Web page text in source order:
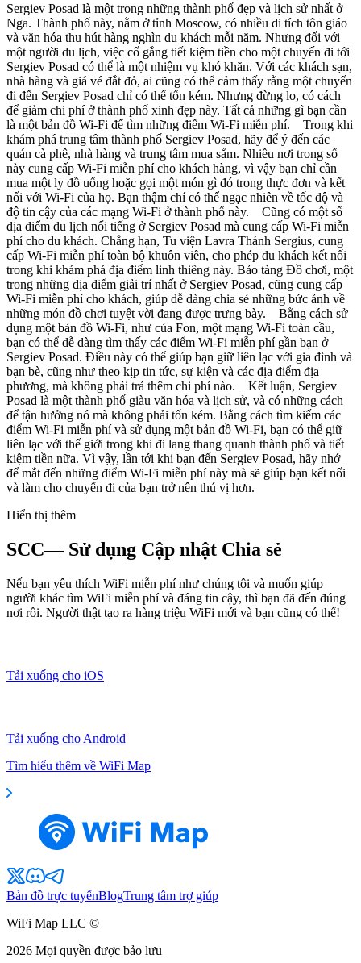
Sergiev Posad là một trong những thành phố đẹp và lịch sử nhất ở
Nga. Thành phố này, nằm ở tỉnh Moscow, có nhiều di tích tôn giáo
và văn hóa thu hút hàng nghìn du khách mỗi năm. Nhưng đối với
một người du lịch, việc cố gắng tiết kiệm tiền cho một chuyến đi tới
Sergiev Posad có thể là một nhiệm vụ khó khăn. Với các khách sạn,
nhà hàng và giá vé đắt đỏ, ai cũng có thể cảm thấy rằng một chuyến
đi đến Sergiev Posad chỉ có thể tốn kém. Nhưng đừng lo, có cách
để giảm chi phí ở thành phố xinh đẹp này. Tất cả những gì bạn cần
là một bản đồ Wi-Fi để tìm những điểm Wi-Fi miễn phí. Trong khi
khám phá trung tâm thành phố Sergiev Posad, hãy để ý đến các
quán cà phê, nhà hàng và trung tâm mua sắm. Nhiều nơi trong số
này cung cấp Wi-Fi miễn phí cho khách hàng, vì vậy bạn chỉ cần
mua một ly đồ uống hoặc gọi một món gì đó trong thực đơn và kết
nối với Wi-Fi của họ. Bạn thậm chí có thể ngạc nhiên về tốc độ và
độ tin cậy của các mạng Wi-Fi ở thành phố này. Cũng có một số
địa điểm du lịch nổi tiếng ở Sergiev Posad mà cung cấp Wi-Fi miễn
phí cho du khách. Chẳng hạn, Tu viện Lavra Thánh Sergius, cung
cấp Wi-Fi miễn phí toàn bộ khuôn viên, cho phép du khách kết nối
trong khi khám phá địa điểm linh thiêng này. Bảo tàng Đồ chơi, một
trong những địa điểm giải trí nhất ở Sergiev Posad, cũng cung cấp
Wi-Fi miễn phí cho khách, giúp dễ dàng chia sẻ những bức ảnh về
những món đồ chơi tuyệt vời đang được trưng bày. Bằng cách sử
dụng một bản đồ Wi-Fi, như của Fon, một mạng Wi-Fi toàn cầu,
bạn có thể dễ dàng tìm thấy các điểm Wi-Fi miễn phí gần bạn ở
Sergiev Posad. Điều này có thể giúp bạn giữ liên lạc với gia đình và
bạn bè, cũng như theo kịp tin tức, sự kiện và các địa điểm địa
phương, mà không phải trả thêm chi phí nào. Kết luận, Sergiev
Posad là một thành phố giàu văn hóa và lịch sử, và có những cách
để tận hưởng nó mà không phải tốn kém. Bằng cách tìm kiếm các
điểm Wi-Fi miễn phí và sử dụng một bản đồ Wi-Fi, bạn có thể giữ
liên lạc với thế giới trong khi đi lang thang quanh thành phố và tiết
kiệm tiền nữa. Vì vậy, lần tới khi bạn đến Sergiev Posad, hãy nhớ
để mắt đến những điểm Wi-Fi miễn phí này mà sẽ giúp bạn kết nối
và làm cho chuyến đi của bạn trở nên thú vị hơn.
Hiển thị thêm
SCC— Sử dụng Cập nhật Chia sẻ
Nếu bạn yêu thích WiFi miễn phí như chúng tôi và muốn giúp
người khác tìm WiFi miễn phí và đáng tin cậy, thì bạn đã đến đúng
nơi rồi. Người thật tạo ra hàng triệu WiFi mới và bạn cũng có thể!
Tải xuống cho iOS
Tải xuống cho Android
Tìm hiểu thêm về WiFi Map
Bản đồ trực tuyếnBlogTrung tâm trợ giúp
WiFi Map LLC ©
2026 Mọi quyền được bảo lưu